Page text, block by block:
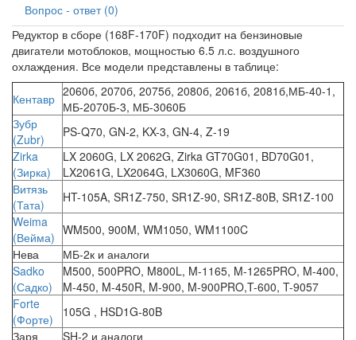
Вопрос - ответ (0)
Редуктор в сборе (168F-170F) подходит на бензиновые
двигатели мотоблоков, мощностью 6.5 л.с. воздушного
охлаждения. Все модели представлены в таблице:
Кентавр 2060б, 2070б, 2075б, 2080б, 2061б, 2081б,МБ-40-1,
МБ-2070Б-3, МБ-3060Б
Зубр
(Zubr)
PS-Q70, GN-2, KX-3, GN-4, Z-19
Zirka
(Зирка)
LX 2060G, LX 2062G, Zirka GT70G01, BD70G01,
LX2061G, LX2064G, LX3060G, MF360
Витязь
(Тата)
HT-105A, SR1Z-750, SR1Z-90, SR1Z-80B, SR1Z-100
Weima
(Вейма) WM500, 900M, WM1050, WM1100C
Нева
МБ-2к и аналоги
Sadko
(Садко)
M500, 500PRO, M800L, M-1165, M-1265PRO, M-400,
M-450, M-450R, M-900, M-900PRO,T-600, T-9057
Forte
(Форте)
105G , HSD1G-80B
Заря
SH-2 и аналоги